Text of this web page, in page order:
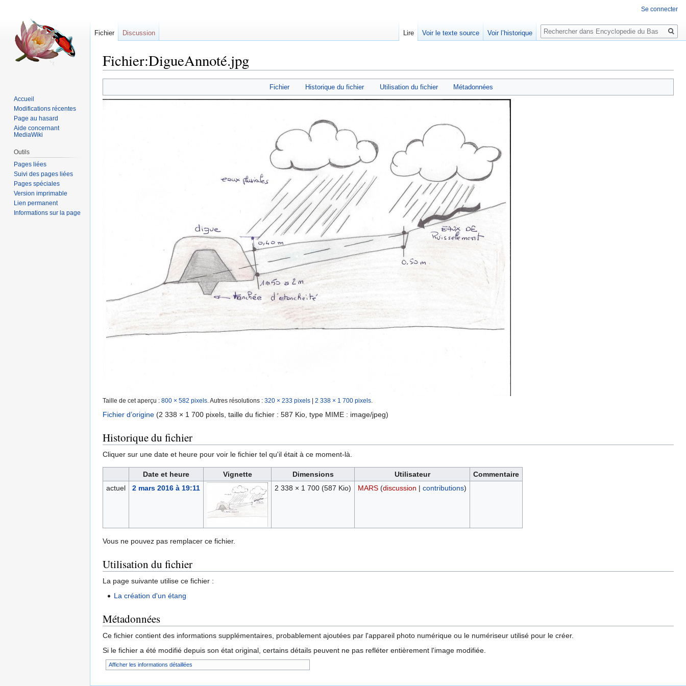
Fichier:DigueAnnoté.jpg
à
à
Fichier Historique du fichier Utilisation du fichier Métadonnées
Taille de cet aperçu : 800 × 582 pixels Autres résolutions : 320 × 233 pixels 2 338 × 1 700 pixels
Fichier d’origine (2 338 × 1 700 pixels, taille du fichier : 587 Kio, type MIME : image/jpeg)
Historique du fichier
Cliquer sur une date et heure pour voir le fichier tel qu'il était à ce moment-là.
Date et heure Vignette Dimensions Utilisateur
Commentaire
actuel
2 mars 2016 à 19:11 2 338 × 1 700 (587 Kio) MARS (discussion | contributions)
Vous ne pouvez pas remplacer ce fichier.
Utilisation du fichier
La page suivante utilise ce fichier :
La création d'un étang
Métadonnées
Ce fichier contient des informations supplémentaires, probablement ajoutées par l'appareil photo numérique ou le numériseur utilisé pour le créer.
Si le fichier a été modifié depuis son état original, certains détails peuvent ne pas refléter entièrement l'image modifiée.
Afficher les informations détaillées
Se connecter
Fichier Discussion Lire Voir le texte source Voir l’historique
Rechercher
Accueil
Modifications récentes
Page au hasard
Aide concernant
MediaWiki
Outils
Pages liées
Suivi des pages liées
Pages spéciales
Version imprimable
Lien permanent
Informations sur la page